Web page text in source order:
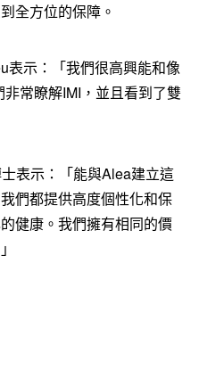
全方位的保障。
表示：「我們很高興能和像
常瞭解IMI，並且看到了雙
表示：「能與Alea建立這
們都提供高度個性化和保
健康。我們擁有相同的價